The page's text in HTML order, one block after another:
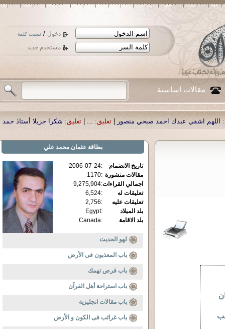
دخول / نسيت كلمة
مستخدم جديد
مقالات اساسية
منصور| تعليق: ...
|تعليق: شكرا جزيلا أستاذ حمد الحمد .أكرمكم الله .|تعليق:
بطاقةعثمان محمد علي
تاريخ الانضمام :
2006-07-24
مقالات منشورة :
1170
اجمالي القراءات:
9,275,904
تعليقات له
:
6,524
تعليقات عليه
:
2,756
بلد الميلاد
:
Egypt
بلد الاقامة
:
Canada
لهو الحديث
باب المعذبون فى الأرض
باب فرص تهمك
باب استراحة أهل القرآن
باب مقالات انجليزية
باب غرائب فى الكون و الأرض